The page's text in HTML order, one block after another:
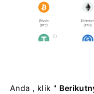
Anda , klik "